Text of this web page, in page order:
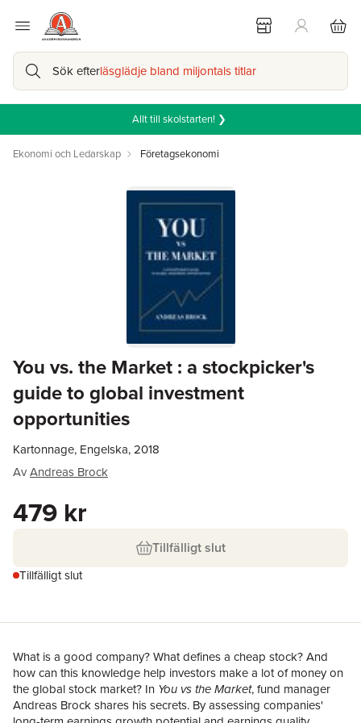
Sök efterläsglädje bland miljontals titlar
Allt till skolstarten! ❯
Ekonomi och Ledarskap Företagsekonomi
You vs. the Market : a stockpicker's
guide to global investment
opportunities
Kartonnage, Engelska, 2018
AvAndreas Brock
479 kr
Tillfälligt slut
Tillfälligt slut
What is a good company? What defines a cheap stock? And
how can this knowledge help investors make a lot of money on
the global stock market? In You vs the Market, fund manager
Andreas Brock shares his secrets. By assessing companies'